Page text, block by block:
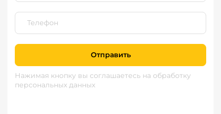
Отправить
Нажимая кнопку вы соглашаетесь на обработку
персональных данных